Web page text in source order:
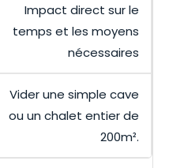
Impact direct sur le
temps et les moyens
nécessaires
Vider une simple cave
ou un chalet entier de
200m².